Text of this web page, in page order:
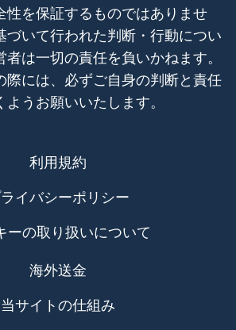
性を保証するものではありませ
づいて行われた判断・行動につい
は一切の責任を負いかねます。
際には、必ずご自身の判断と責任
うお願いいたします。
利用規約
イバシーポリシー
ーの取り扱いについて
海外送金
当サイトの仕組み